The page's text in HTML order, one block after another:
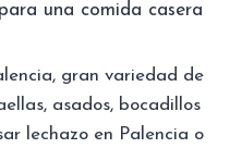
una comida casera
gran variedad de
asados, bocadillos
lechazo en Palencia o